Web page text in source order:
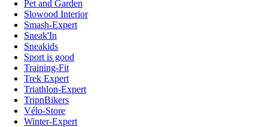
Pet and Garden
Slowood Interior
Smash-Expert
Sneak'In
Sneakids
Sport is good
Training-Fit
Trek Expert
Triathlon-Expert
TripnBikers
Vélo-Store
Winter-Expert